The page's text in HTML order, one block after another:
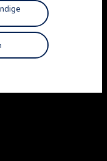
und Shop